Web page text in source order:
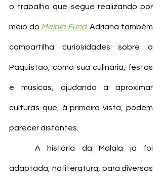
o trabalho que segue realizando por
meio do Malala Fund. Adriana também
compartilha curiosidades sobre o
Paquistão, como sua culinária, festas
e músicas, ajudando a aproximar
culturas que, à primeira vista, podem
parecer distantes.
adaptada, na literatura, para diversas